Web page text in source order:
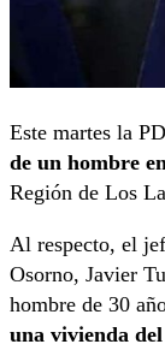
Este martes la
de un hombre
Región de Los
Al respecto, el
Osorno, Javier
hombre de 30
una vivienda